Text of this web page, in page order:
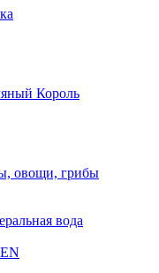
Король
овощи, грибы
вода